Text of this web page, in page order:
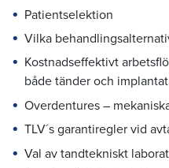
Patientselektion
Vilka
Kostnadseffektivt
både tänder och implantat
Overdentures –
TLV´s garantiregler vid
Val av tandtekniskt